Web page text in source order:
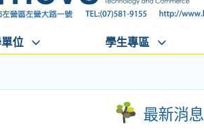
位 學生專區
最新消息